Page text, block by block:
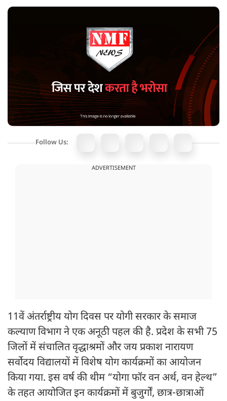
Follow Us:
ADVERTISEMENT
11वें अंतर्राष्ट्रीय योग दिवस पर योगी सरकार के समाज
कल्याण विभाग ने एक अनूठी पहल की है. प्रदेश के सभी 75
जिलों में संचालित वृद्धाश्रमों और जय प्रकाश नारायण
सर्वोदय विद्यालयों में विशेष योग कार्यक्रमों का आयोजन
किया गया. इस वर्ष की थीम “योगा फॉर वन अर्थ, वन हेल्थ”
के तहत आयोजित इन कार्यक्रमों में बुजुर्गों, छात्र-छात्राओं